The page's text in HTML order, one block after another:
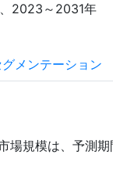
2023～2031年
グメンテーション
場規模は、予測期